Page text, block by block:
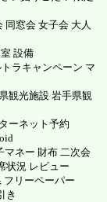
同窓会 女子会 大人
設備
ラキャンペーン マ
観光施設 岩手県観
ーネット予約
マネー 財布 二次会
状況 レビュー
フリーペーパー
き